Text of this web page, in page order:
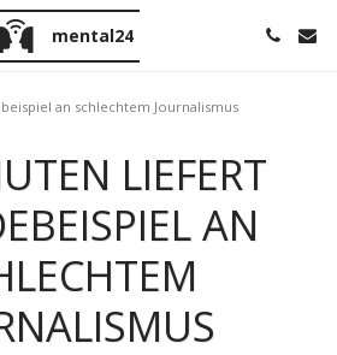
mental24
an schlechtem Journalismus
LIEFERT
AN